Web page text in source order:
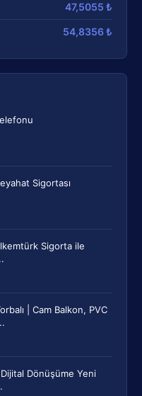
47,5055 ₺
54,8356 ₺
Sigortası
Sigorta ile
| Cam Balkon, PVC
Dijital Dönüşüme Yeni